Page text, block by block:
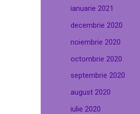
ianuarie 2021
decembrie 2020
noiembrie 2020
octombrie 2020
septembrie 2020
august 2020
iulie 2020